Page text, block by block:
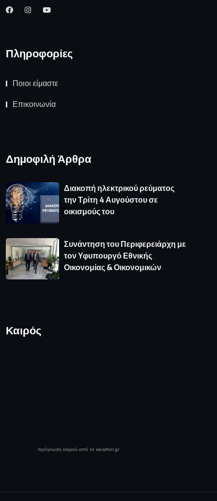
Πληροφορίες
Ποιοι είμαστε
Επικοινωνία
Δημοφιλή Άρθρα
Διακοπή ηλεκτρικού ρεύματος
την Τρίτη 4 Αυγούστου σε
οικισμούς του
Συνάντηση του Περιφερειάρχη με
τον Υφυπουργό Εθνικής
Οικονομίας & Οικονομικών
Καιρός
πρόγνωση καιρού από το weather.gr